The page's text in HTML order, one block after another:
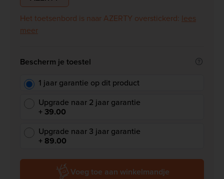
Het toetsenbord is naar AZERTY overstickerd: lees
meer
Bescherm je toestel
1 jaar garantie op dit product
Upgrade naar 2 jaar garantie
+ 39.00
Upgrade naar 3 jaar garantie
+ 89.00
Voeg toe aan winkelmandje